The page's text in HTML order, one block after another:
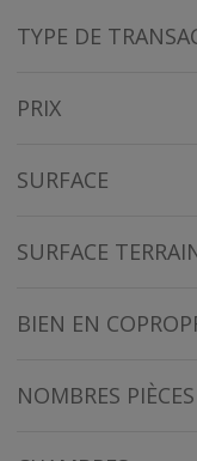
TYPE DE
PRIX
SURFACE
SURFACE
BIEN EN
NOMBRES PIÈCES